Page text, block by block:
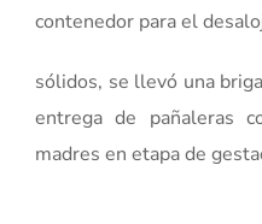
contenedor para el
sólidos, se llevó una
entrega de pañaleras
madres en etapa de